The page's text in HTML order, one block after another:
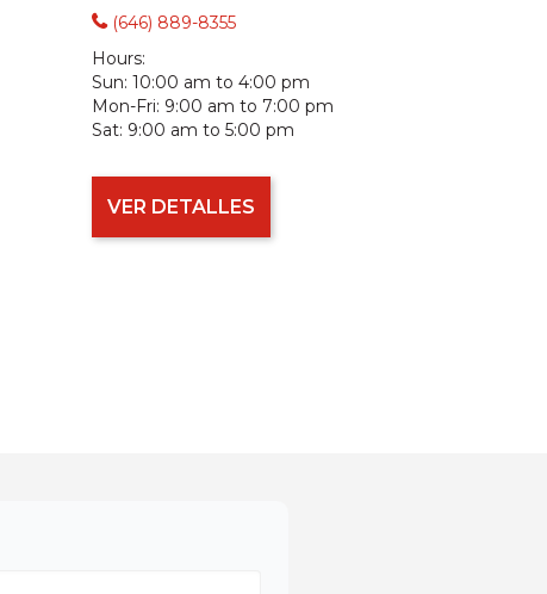
(646) 889-8355
Hours:
Sun: 10:00 am to 4:00 pm
Mon-Fri: 9:00 am to 7:00 pm
Sat: 9:00 am to 5:00 pm
VER DETALLES